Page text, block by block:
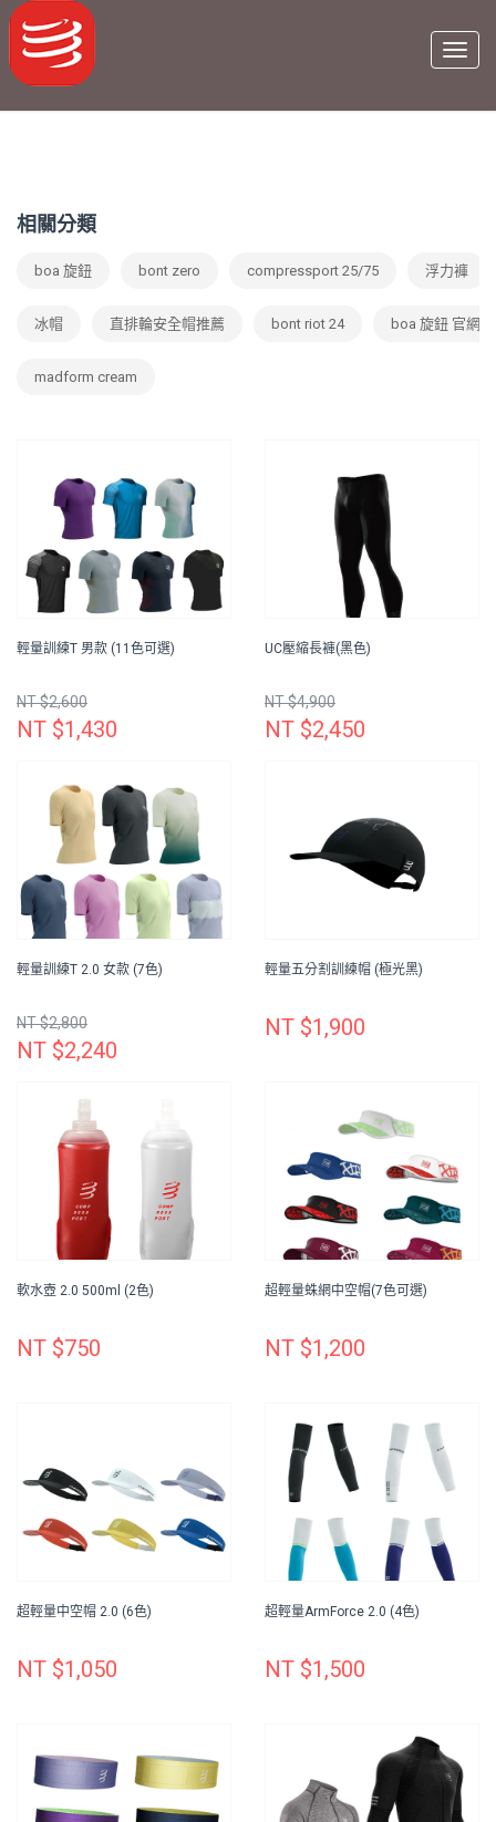
相關分類
boa 旋鈕 bont zero compressport 25/75 浮力褲
冰帽 直排輪安全帽推薦 bont riot 24 boa 旋鈕 官網
madform cream
輕量訓練T 男款 (11色可選)
NT $2,600
NT $1,430
UC壓縮長褲(黑色)
NT $4,900
NT $2,450
輕量訓練T 2.0 女款 (7色)
NT $2,800
NT $2,240
輕量五分割訓練帽 (極光黑)
NT $1,900
軟水壺 2.0 500ml (2色)
NT $750
超輕量蛛網中空帽(7色可選)
NT $1,200
超輕量中空帽 2.0 (6色)
NT $1,050
超輕量ArmForce 2.0 (4色)
NT $1,500